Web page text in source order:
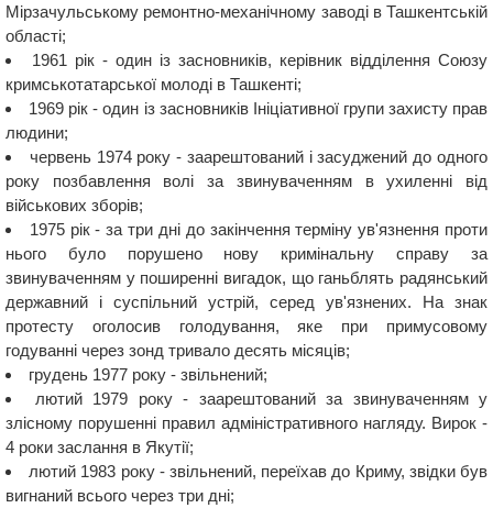
Мірзачульському ремонтно-механічному заводі в Ташкентській
області;
1961 рік - один із засновників, керівник відділення Союзу
кримськотатарської молоді в Ташкенті;
1969 рік - один із засновників Ініціативної групи захисту прав
людини;
червень 1974 року - заарештований і засуджений до одного
року позбавлення волі за звинуваченням в ухиленні від
військових зборів;
1975 рік - за три дні до закінчення терміну ув'язнення проти
нього було порушено нову кримінальну справу за
звинуваченням у поширенні вигадок, що ганьблять радянський
державний і суспільний устрій, серед ув'язнених. На знак
протесту оголосив голодування, яке при примусовому
годуванні через зонд тривало десять місяців;
грудень 1977 року - звільнений;
лютий 1979 року - заарештований за звинуваченням у
злісному порушенні правил адміністративного нагляду. Вирок -
4 роки заслання в Якутії;
лютий 1983 року - звільнений, переїхав до Криму, звідки був
вигнаний всього через три дні;